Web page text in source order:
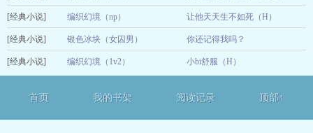
[经典小说] 编织幻境（np） 让他天天生不如死（H）
[经典小说] 银色冰块（女囚男） 你还记得我吗？
[经典小说] 编织幻境（1v2） 小bi舒服（H）
首页 我的书架 阅读记录 顶部↑